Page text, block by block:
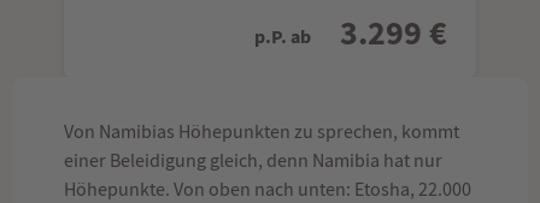
p.P. ab 3.299 €
Von Namibias Höhepunkten zu sprechen, kommt
einer Beleidigung gleich, denn Namibia hat nur
Höhepunkte. Von oben nach unten: Etosha, 22.000